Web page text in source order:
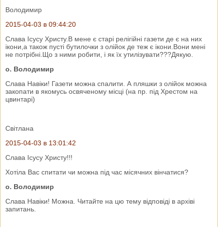
Володимир
2015-04-03 в 09:44:20
Слава Ісусу Христу.В мене є старі релігійні газети де є на них
ікони,а також пусті бутилочки з олійок де теж є ікони.Вони мені
не потрібні.Що з ними робити, і як їх утилізувати???Дякую.
о. Володимир
Слава Навіки! Газети можна спалити. А пляшки з олійок можна
закопати в якомусь освяченому місці (на пр. під Хрестом на
цвинтарі)
Світлана
2015-04-03 в 13:01:42
Слава Ісусу Христу!!!
Хотіла Вас спитати чи можна під час місячних вінчатися?
о. Володимир
Слава Навіки! Можна. Читайте на цю тему відповіді в архіві
запитань.